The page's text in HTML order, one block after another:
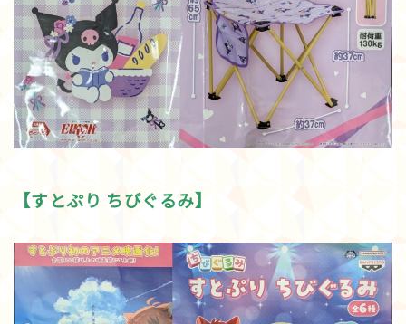
【すとぷり ちびぐるみ】